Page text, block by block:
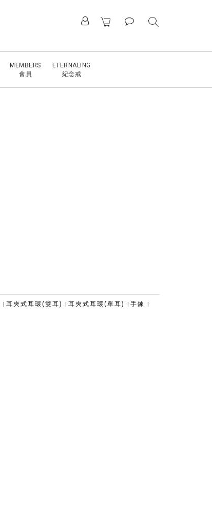
MEMBERS
會員
ETERNALING
紀念戒
| 耳夾式耳環(雙耳) | 耳夾式耳環(單耳) | 手鍊 |